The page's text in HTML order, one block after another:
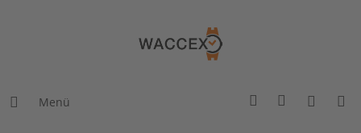
Menü